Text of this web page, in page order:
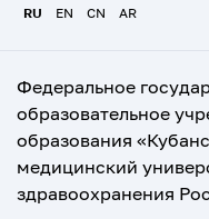
RU EN CN AR
Федеральное
образовательное
образования
медицинский
здравоохранения